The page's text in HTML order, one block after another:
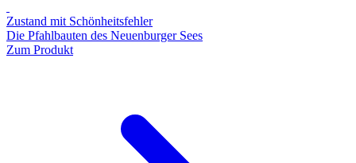
Zustand mit Schönheitsfehler
Die Pfahlbauten des Neuenburger Sees
Zum Produkt